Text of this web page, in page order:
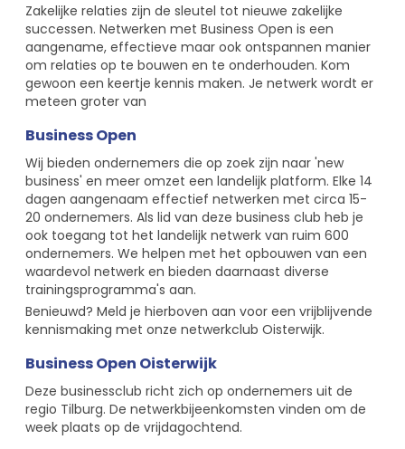
Zakelijke relaties zijn de sleutel tot nieuwe zakelijke
successen. Netwerken met Business Open is een
aangename, effectieve maar ook ontspannen manier
om relaties op te bouwen en te onderhouden. Kom
gewoon een keertje kennis maken. Je netwerk wordt er
meteen groter van
Business Open
Wij bieden ondernemers die op zoek zijn naar 'new
business' en meer omzet een landelijk platform. Elke 14
dagen aangenaam effectief netwerken met circa 15-
20 ondernemers. Als lid van deze business club heb je
ook toegang tot het landelijk netwerk van ruim 600
ondernemers. We helpen met het opbouwen van een
waardevol netwerk en bieden daarnaast diverse
trainingsprogramma's aan.
Benieuwd? Meld je hierboven aan voor een vrijblijvende
kennismaking met onze netwerkclub Oisterwijk.
Business Open Oisterwijk
Deze businessclub richt zich op ondernemers uit de
regio Tilburg. De netwerkbijeenkomsten vinden om de
week plaats op de vrijdagochtend.